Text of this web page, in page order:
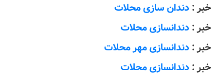
خبر : دندان سازی محلات
خبر : دندانسازی محلات
خبر : دندانسازی مهر محلات
خبر : دندانسازی محلات